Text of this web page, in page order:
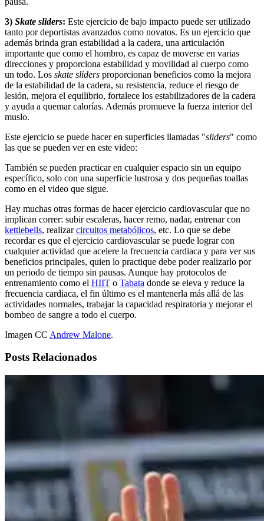
3) Skate sliders: Este ejercicio de bajo impacto puede ser utilizado
tanto por deportistas avanzados como novatos. Es un ejercicio que
además brinda gran estabilidad a la cadera, una articulación
importante que como el hombro, es capaz de moverse en varias
direcciones y proporciona estabilidad y movilidad al cuerpo como
un todo. Los skate sliders proporcionan beneficios como la mejora
de la estabilidad de la cadera, su resistencia, reduce el riesgo de
lesión, mejora el equilibrio, fortalece los estabilizadores de la cadera
y ayuda a quemar calorías. Además promueve la fuerza interior del
muslo.
Este ejercicio se puede hacer en superficies llamadas "sliders" como
las que se pueden ver en este video:
También se pueden practicar en cualquier espacio sin un equipo
específico, solo con una superficie lustrosa y dos pequeñas toallas
como en el video que sigue.
Hay muchas otras formas de hacer ejercicio cardiovascular que no
implican correr: subir escaleras, hacer remo, nadar, entrenar con
kettlebells, realizarcircuitos metabólicos, etc. Lo que se debe
recordar es que el ejercicio cardiovascular se puede lograr con
cualquier actividad que acelere la frecuencia cardiaca y para ver sus
beneficios principales, quien lo practique debe poder realizarlo por
un periodo de tiempo sin pausas. Aunque hay protocolos de
entrenamiento como el HIIT o Tabata donde se eleva y reduce la
frecuencia cardiaca, el fin último es el mantenerla más allá de las
actividades normales, trabajar la capacidad respiratoria y mejorar el
bombeo de sangre a todo el cuerpo.
Imagen CC Andrew Malone.
Posts Relacionados